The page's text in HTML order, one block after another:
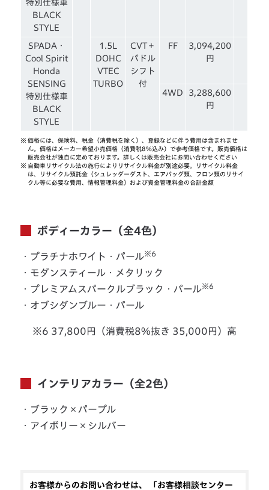
特別仕様車
BLACK
STYLE
SPADA・
Cool Spirit
Honda
SENSING
特別仕様車
BLACK
STYLE
1.5L
DOHC
VTEC
TURBO
CVT＋
パドル
シフト
付
FF
3,094,200
円
4WD
3,288,600
円
※ 価格には、保険料、税金（消費税を除く）、登録などに伴う費用は含まれませ
ん。価格はメーカー希望小売価格（消費税8%込み）で参考価格です。販売価格は
販売会社が独自に定めております。詳しくは販売会社にお問い合わせください
※ 自動車リサイクル法の施行によりリサイクル料金が別途必要。リサイクル料金
は、リサイクル預託金（シュレッダーダスト、エアバッグ類、フロン類のリサイ
クル等に必要な費用、情報管理料金）および資金管理料金の合計金額
ボディーカラー（全4色）
・プラチナホワイト・パール※6
・モダンスティール・メタリック
・プレミアムスパークルブラック・パール※6
・オブシダンブルー・パール
※6 37,800円（消費税8%抜き 35,000円）高
インテリアカラー（全2色）
・ブラック×パープル
・アイボリー×シルバー
お客様からのお問い合わせは、 「お客様相談センター